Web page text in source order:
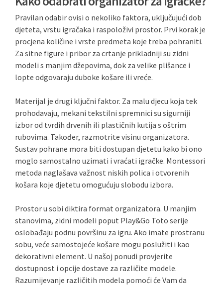
Pravilan odabir ovisi o nekoliko faktora, uključujući dob
djeteta, vrstu igračaka i raspoloživi prostor. Prvi korak je
procjena količine i vrste predmeta koje treba pohraniti.
Za sitne figure i pribor za crtanje prikladniji su zidni
modeli s manjim džepovima, dok za velike plišance i
lopte odgovaraju duboke košare ili vreće.
Materijal je drugi ključni faktor. Za malu djecu koja tek
prohodavaju, mekani tekstilni spremnici su sigurniji
izbor od tvrdih drvenih ili plastičnih kutija s oštrim
rubovima. Također, razmotrite visinu organizatora.
Sustav pohrane mora biti dostupan djetetu kako bi ono
moglo samostalno uzimati i vraćati igračke. Montessori
metoda naglašava važnost niskih polica i otvorenih
košara koje djetetu omogućuju slobodu izbora.
Prostor u sobi diktira format organizatora. U manjim
stanovima, zidni modeli poput Play&Go Toto serije
oslobađaju podnu površinu za igru. Ako imate prostranu
sobu, veće samostojeće košare mogu poslužiti i kao
dekorativni element. U našoj ponudi provjerite
dostupnost i opcije dostave za različite modele.
Razumijevanje različitih modela pomoći će Vam da